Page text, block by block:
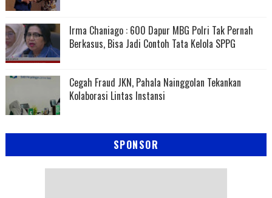
Irma Chaniago : 600 Dapur MBG Polri Tak Pernah
Berkasus, Bisa Jadi Contoh Tata Kelola SPPG
Cegah Fraud JKN, Pahala Nainggolan Tekankan
Kolaborasi Lintas Instansi
SPONSOR